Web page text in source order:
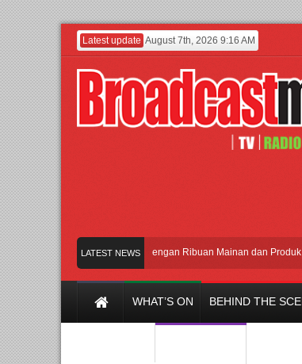
Latest update August 7th, 2026 9:16 AM
LATEST NEWS
Meramaikan Jakarta dengan Ribuan Mainan dan Produk Bayi
WHAT’S ON BEHIND THE